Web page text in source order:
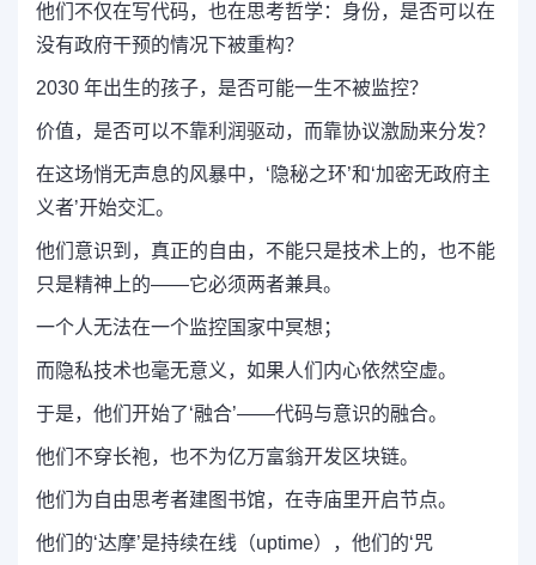
他们不仅在写代码，也在思考哲学：身份，是否可以在
没有政府干预的情况下被重构？
2030 年出生的孩子，是否可能一生不被监控？
价值，是否可以不靠利润驱动，而靠协议激励来分发？
在这场悄无声息的风暴中，‘隐秘之环’和‘加密无政府主
义者’开始交汇。
他们意识到，真正的自由，不能只是技术上的，也不能
只是精神上的——它必须两者兼具。
一个人无法在一个监控国家中冥想；
而隐私技术也毫无意义，如果人们内心依然空虚。
于是，他们开始了‘融合’——代码与意识的融合。
他们不穿长袍，也不为亿万富翁开发区块链。
他们为自由思考者建图书馆，在寺庙里开启节点。
他们的‘达摩’是持续在线（uptime），他们的‘咒